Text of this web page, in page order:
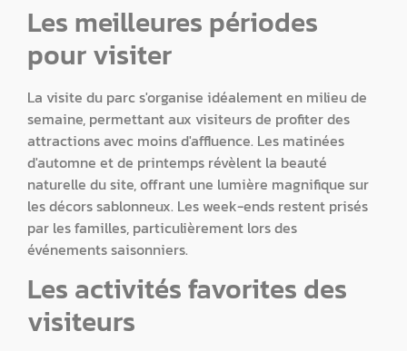
Les meilleures périodes
pour visiter
La visite du parc s'organise idéalement en milieu de
semaine, permettant aux visiteurs de profiter des
attractions avec moins d'affluence. Les matinées
d'automne et de printemps révèlent la beauté
naturelle du site, offrant une lumière magnifique sur
les décors sablonneux. Les week-ends restent prisés
par les familles, particulièrement lors des
événements saisonniers.
Les activités favorites des
visiteurs